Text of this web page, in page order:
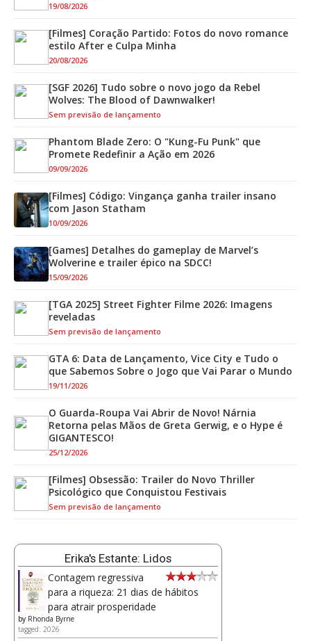
19/08/2026
[Filmes] Coração Partido: Fotos do novo romance
estilo After e Culpa Minha
20/08/2026
[SGF 2026] Tudo sobre o novo jogo da Rebel
Wolves: The Blood of Dawnwalker!
Sem previsão de lançamento
Phantom Blade Zero: O "Kung-Fu Punk" que
Promete Redefinir a Ação em 2026
09/09/2026
[Filmes] Código: Vingança ganha trailer insano
com Jason Statham
10/09/2026
[Games] Detalhes do gameplay de Marvel’s
Wolverine e trailer épico na SDCC!
15/09/2026
[TGA 2025] Street Fighter Filme 2026: Imagens
reveladas
Sem previsão de lançamento
GTA 6: Data de Lançamento, Vice City e Tudo o
que Sabemos Sobre o Jogo que Vai Parar o Mundo
19/11/2026
O Guarda-Roupa Vai Abrir de Novo! Nárnia
Retorna pelas Mãos de Greta Gerwig, e o Hype é
GIGANTESCO!
25/12/2026
[Filmes] Obsessão: Trailer do Novo Thriller
Psicológico que Conquistou Festivais
Sem previsão de lançamento
Erika's Estante: Lidos
Contagem regressiva
para a riqueza: 21 dias de hábitos
para atrair prosperidade
by Rhonda Byrne
tagged: 2026